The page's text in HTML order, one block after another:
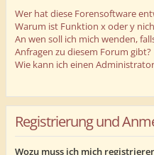
Wer hat diese Forensoftware
Warum ist Funktion x oder y
An wen soll ich mich wenden,
Anfragen zu diesem Forum gibt?
Wie kann ich einen
Registrierung und
Wozu muss ich mich